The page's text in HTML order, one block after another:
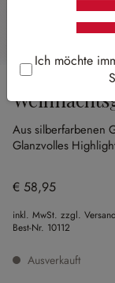
Aus silberfarbenen
Glanzvolles
€ 58,95
inkl. MwSt. zzgl.
Best-Nr. 10112
Ausverkauft
Ich möchte